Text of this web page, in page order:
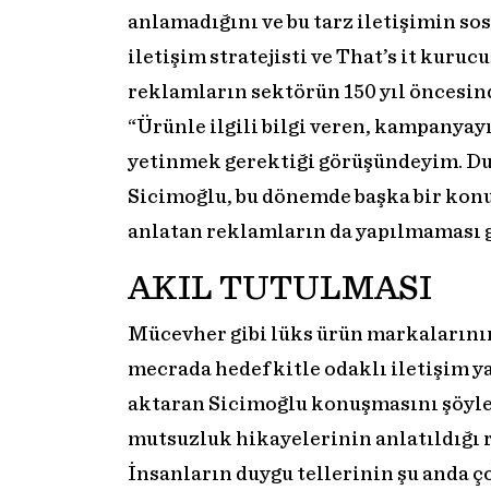
anlamadığını ve bu tarz iletişimin
iletişim stratejisti ve That’s it
reklamların sektörün 150 yıl
“Ürünle ilgili bilgi veren,
yetinmek gerektiği görüşündeyim.
Sicimoğlu, bu dönemde başka bir
anlatan reklamların da
AKIL TUTULMASI
Mücevher gibi lüks ürün
mecrada hedef kitle odaklı iletişim
aktaran Sicimoğlu konuşmasını
mutsuzluk hikayelerinin anlatıldığı
İnsanların duygu tellerinin şu anda